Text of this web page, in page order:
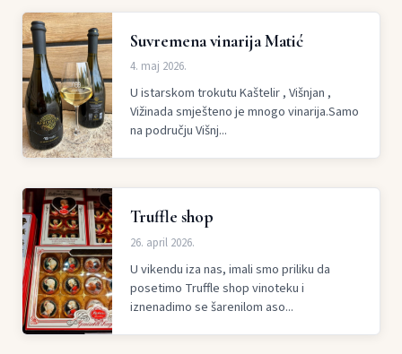
Suvremena vinarija Matić
4. maj 2026.
U istarskom trokutu Kaštelir , Višnjan ,
Vižinada smješteno je mnogo vinarija.Samo
na području Višnj...
Truffle shop
26. april 2026.
U vikendu iza nas, imali smo priliku da
posetimo Truffle shop vinoteku i
iznenadimo se šarenilom aso...